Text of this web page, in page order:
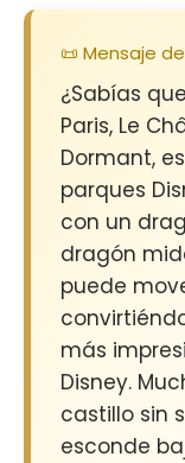
📜 Mensaje
¿Sabías
Paris, Le
Dormant,
parques
con un
dragón
puede
más
Disney.
castillo sin
esconde